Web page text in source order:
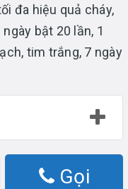
đa hiệu quả cháy,
bật 20 lần, 1
tim trắng, 7 ngày
Gọi